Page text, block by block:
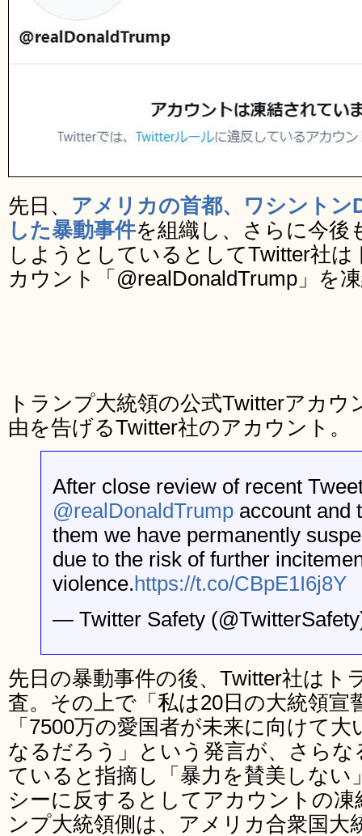
先日、 アメリカの首都、ワシントン
した暴動事件を組織し、さらに今後
しようとしているとしてTwitter社
カウント「@realDonaldTrump」を
トランプ大統領の公式Twitterアカ
由を告げるTwitter社のアカウント。
After close review of recent
@realDonaldTrump account and
them we have permanently
due to the risk of further
violence. https://t.co/CBpE1I6j8Y
— Twitter Safety
先日の暴動事件の後、Twitter社はト
査。その上で「私は20日の大統領宣
「7500万の愛国者が未来に向けて
なるだろう」という発言が、さら
ていると指摘し「暴力を賛美しない
シーに反するとしてアカウントの
ンプ大統領側は、アメリカ合衆国大